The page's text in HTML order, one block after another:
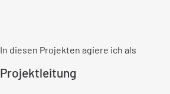
In diesen Projekten agiere ich als
Projektleitung